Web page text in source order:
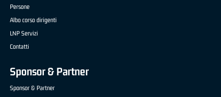
Persone
Albo corso dirigenti
LNP Servizi
Contatti
Sponsor & Partner
Sponsor & Partner